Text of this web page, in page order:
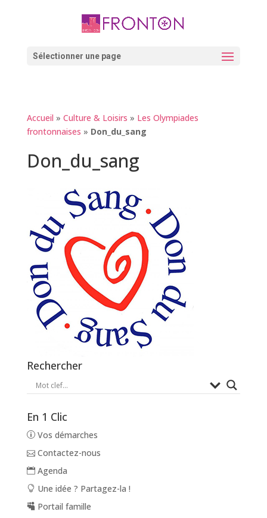
Sélectionner une page
Accueil » Culture & Loisirs » Les Olympiades
frontonnaises » Don_du_sang
Don_du_sang
Rechercher
En 1 Clic
Vos démarches
Contactez-nous
Agenda
Une idée ? Partagez-la !
Portail famille